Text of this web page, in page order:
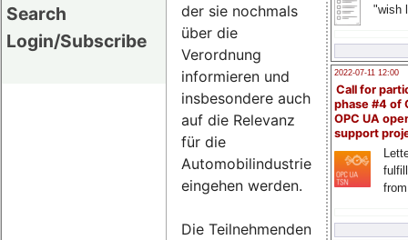
Search
Login/Subscribe
"wish
2022-07-11 12:00
Call for
phase #4 of
OPC UA
support
der sie nochmals
über die
Verordnung
informieren und
insbesondere auch
auf die Relevanz
für die
Automobilindustrie
eingehen werden.
Die Teilnehmenden